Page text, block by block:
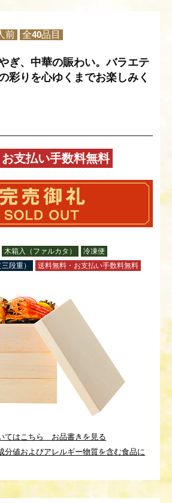
前 全40品目
ぎ、中華の賑わい。バラエテ
彩りを心ゆくまでお楽しみく
支払い手数料無料
木箱入（ファルカタ）
冷凍便
段重）
送料無料・お支払い手数料無料
てはこちら お品書きを見る
分値およびアレルギー物質を含む食品に